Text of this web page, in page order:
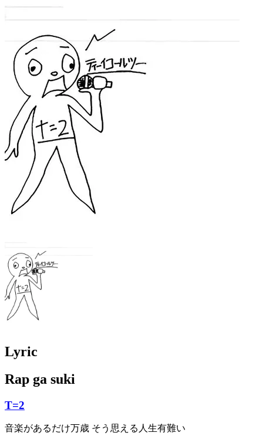
Lyric
Rap ga suki
T=2
音楽があるだけ万歳 そう思える人生有難い